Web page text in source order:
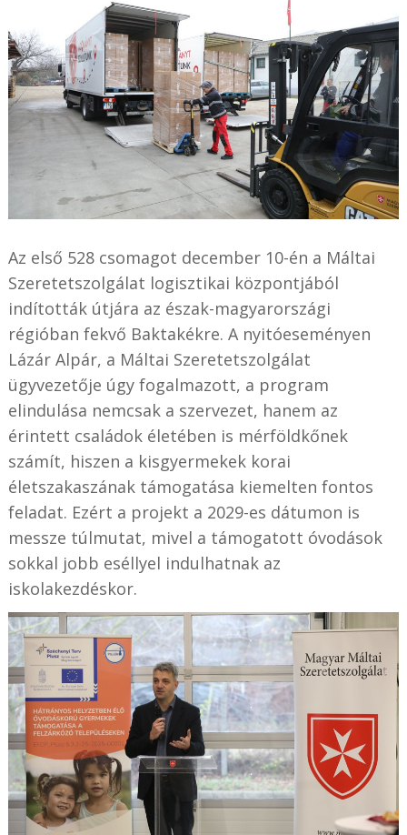
Az első 528 csomagot december 10-én a Máltai
Szeretetszolgálat logisztikai központjából
indították útjára az észak-magyarországi
régióban fekvő Baktakékre. A nyitóeseményen
Lázár Alpár, a Máltai Szeretetszolgálat
ügyvezetője úgy fogalmazott, a program
elindulása nemcsak a szervezet, hanem az
érintett családok életében is mérföldkőnek
számít, hiszen a kisgyermekek korai
életszakaszának támogatása kiemelten fontos
feladat. Ezért a projekt a 2029-es dátumon is
messze túlmutat, mivel a támogatott óvodások
sokkal jobb eséllyel indulhatnak az
iskolakezdéskor.